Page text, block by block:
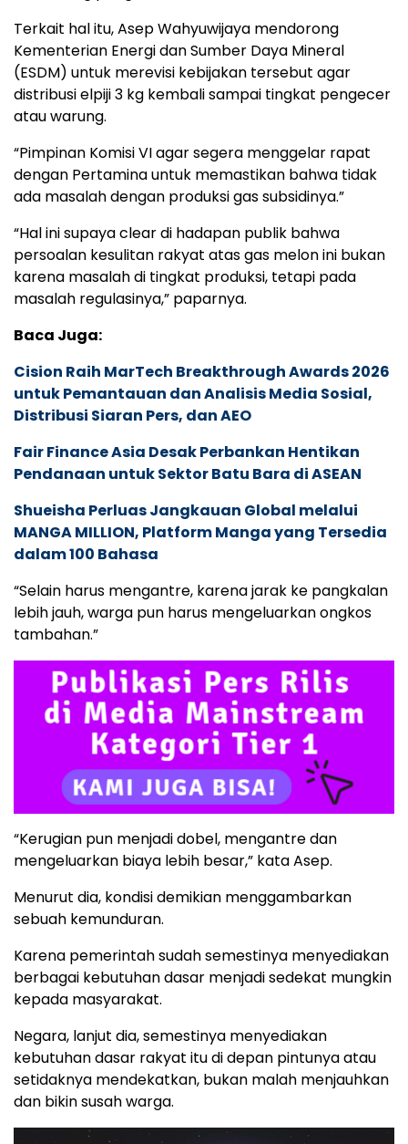
Terkait hal itu, Asep Wahyuwijaya mendorong
Kementerian Energi dan Sumber Daya Mineral
(ESDM) untuk merevisi kebijakan tersebut agar
distribusi elpiji 3 kg kembali sampai tingkat pengecer
atau warung.
“Pimpinan Komisi VI agar segera menggelar rapat
dengan Pertamina untuk memastikan bahwa tidak
ada masalah dengan produksi gas subsidinya.”
“Hal ini supaya clear di hadapan publik bahwa
persoalan kesulitan rakyat atas gas melon ini bukan
karena masalah di tingkat produksi, tetapi pada
masalah regulasinya,” paparnya.
Baca Juga:
Cision Raih MarTech Breakthrough Awards 2026
untuk Pemantauan dan Analisis Media Sosial,
Distribusi Siaran Pers, dan AEO
Fair Finance Asia Desak Perbankan Hentikan
Pendanaan untuk Sektor Batu Bara di ASEAN
Shueisha Perluas Jangkauan Global melalui
MANGA MILLION, Platform Manga yang Tersedia
dalam 100 Bahasa
“Selain harus mengantre, karena jarak ke pangkalan
lebih jauh, warga pun harus mengeluarkan ongkos
tambahan.”
“Kerugian pun menjadi dobel, mengantre dan
mengeluarkan biaya lebih besar,” kata Asep.
Menurut dia, kondisi demikian menggambarkan
sebuah kemunduran.
Karena pemerintah sudah semestinya menyediakan
berbagai kebutuhan dasar menjadi sedekat mungkin
kepada masyarakat.
Negara, lanjut dia, semestinya menyediakan
kebutuhan dasar rakyat itu di depan pintunya atau
setidaknya mendekatkan, bukan malah menjauhkan
dan bikin susah warga.